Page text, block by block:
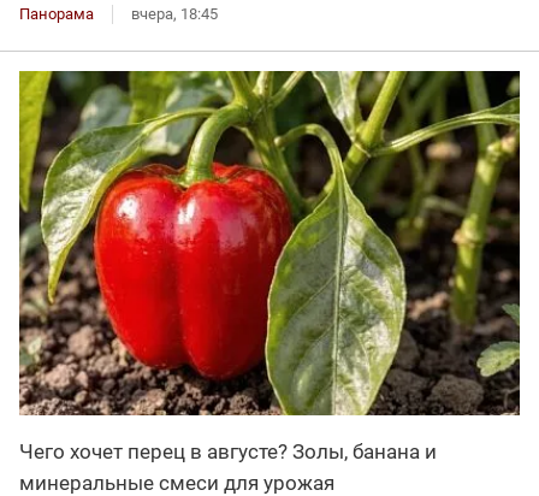
Панорама вчера, 18:45
Чего хочет перец в августе? Золы, банана и
минеральные смеси для урожая